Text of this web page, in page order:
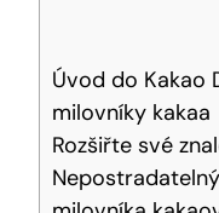
Úvod do Kakao‌
milovníky kakaa
Rozšiřte své